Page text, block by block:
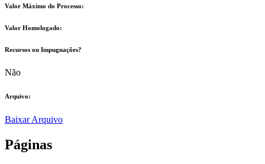
Valor Máximo do Processo: ​
Valor Homologado: ​
Recursos ou Impugnações? ​
Não
Arquivo:
Baixar Arquivo
Páginas